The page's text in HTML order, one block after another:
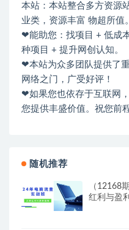
本站：本站整合多方资源
业类，资源丰富 物超所值。
❤能助您：找项目 + 低成
种项目 + 提升网创认知。
❤本站为众多团队提供了
网络之门，广受好评！
❤如果您也依存于互联网
您提供丰盛价值。祝您前
随机推荐
（12168
红利与盈